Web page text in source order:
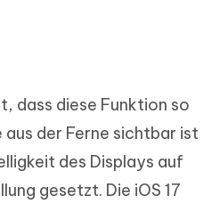
dass diese Funktion so
der Ferne sichtbar ist
des Displays auf
gesetzt. Die iOS 17